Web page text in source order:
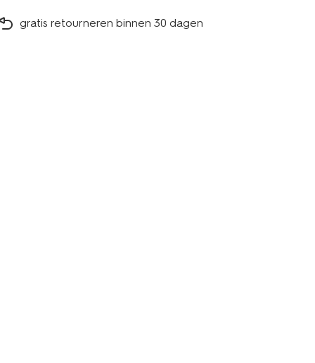
gratis retourneren binnen 30 dagen